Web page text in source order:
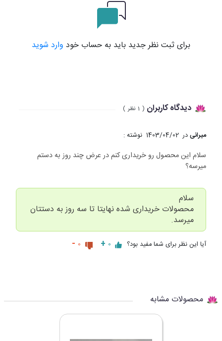
برای ثبت نظر جدید باید به حساب خود وارد شوید
دیدگاه کاربران (
1 نظر )
میرانیدر 1403/04/02 نوشته :
سلام این محصول رو خریداری کنم در عرض چند روز به دستم
میرسه؟
سلام
محصولات خریداری شده نهایتا تا سه روز به دستتان
میرسد.
آیا این نظر برای شما مفید بود؟ + 0
- 0
محصولات مشابه